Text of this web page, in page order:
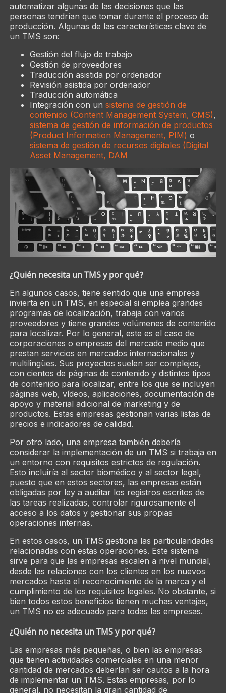
automatizar algunas de las decisiones que las
personas tendrían que tomar durante el proceso de
producción. Algunas de las características clave de
un TMS son:
Gestión del flujo de trabajo
Gestión de proveedores
Traducción asistida por ordenador
Revisión asistida por ordenador
Traducción automática
Integración con un sistema de gestión de
contenido (Content Management System, CMS),
sistema de gestión de información de productos
(Product Information Management, PIM) o
sistema de gestión de recursos digitales (Digital
Asset Management, DAM
¿Quién necesita un TMS y por qué?
En algunos casos, tiene sentido que una empresa
invierta en un TMS, en especial si emplea grandes
programas de localización, trabaja con varios
proveedores y tiene grandes volúmenes de contenido
para localizar. Por lo general, este es el caso de
corporaciones o empresas del mercado medio que
prestan servicios en mercados internacionales y
multilingües. Sus proyectos suelen ser complejos,
con cientos de páginas de contenido y distintos tipos
de contenido para localizar, entre los que se incluyen
páginas web, vídeos, aplicaciones, documentación de
apoyo y material adicional de marketing y de
productos. Estas empresas gestionan varias listas de
precios e indicadores de calidad.
Por otro lado, una empresa también debería
considerar la implementación de un TMS si trabaja en
un entorno con requisitos estrictos de regulación.
Esto incluiría al sector biomédico y al sector legal,
puesto que en estos sectores, las empresas están
obligadas por ley a auditar los registros escritos de
las tareas realizadas, controlar rigurosamente el
acceso a los datos y gestionar sus propias
operaciones internas.
En estos casos, un TMS gestiona las particularidades
relacionadas con estas operaciones. Este sistema
sirve para que las empresas escalen a nivel mundial,
desde las relaciones con los clientes en los nuevos
mercados hasta el reconocimiento de la marca y el
cumplimiento de los requisitos legales. No obstante, si
bien todos estos beneficios tienen muchas ventajas,
un TMS no es adecuado para todas las empresas.
¿Quién no necesita un TMS y por qué?
Las empresas más pequeñas, o bien las empresas
que tienen actividades comerciales en una menor
cantidad de mercados deberían ser cautos a la hora
de implementar un TMS. Estas empresas, por lo
general, no necesitan la gran cantidad de